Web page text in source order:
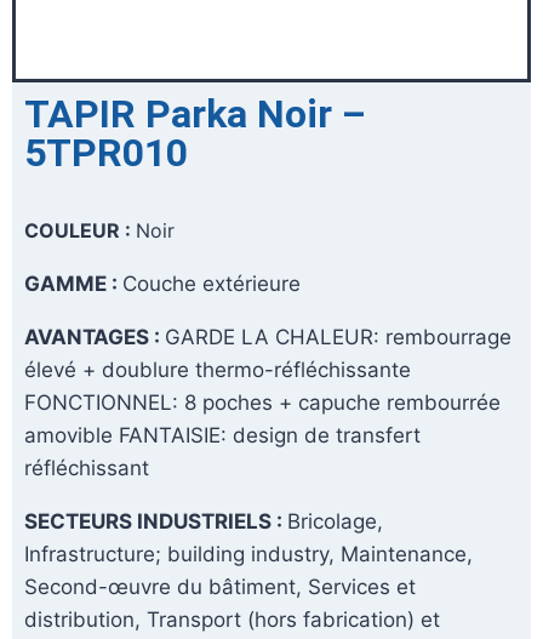
TAPIR Parka Noir –
5TPR010
COULEUR : Noir
GAMME : Couche extérieure
AVANTAGES : GARDE LA CHALEUR: rembourrage
élevé + doublure thermo-réfléchissante
FONCTIONNEL: 8 poches + capuche rembourrée
amovible FANTAISIE: design de transfert
réfléchissant
SECTEURS INDUSTRIELS : Bricolage,
Infrastructure; building industry, Maintenance,
Second-œuvre du bâtiment, Services et
distribution, Transport (hors fabrication) et